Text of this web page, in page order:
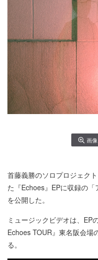
画
首藤義勝のソロプロジェク
た『Echoes』EPに収録の
を公開した。
ミュージックビデオは、EP
Echoes TOUR』東名阪会場
る。